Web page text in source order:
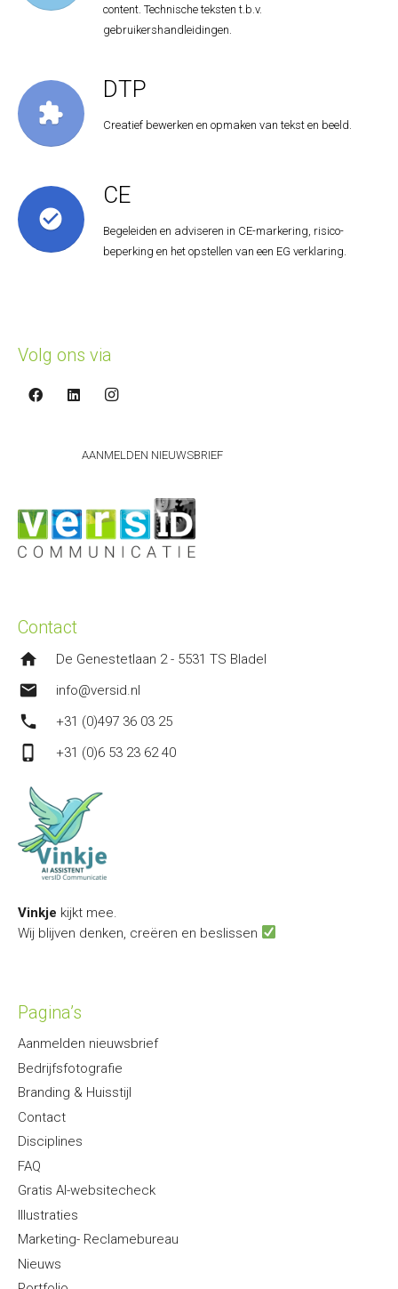
content. Technische teksten t.b.v.
gebruikershandleidingen.
extension
DTP
Creatief bewerken en opmaken van tekst en beeld.
check_circle
CE
Begeleiden en adviseren in CE-markering, risico-
beperking en het opstellen van een EG verklaring.
Volg ons via
AANMELDEN NIEUWSBRIEF
Contact
home De Genestetlaan 2 - 5531 TS Bladel
mail info@versid.nl
phone +31 (0)497 36 03 25
phone_iphone +31 (0)6 53 23 62 40
Vinkje kijkt mee.
Wij blijven denken, creëren en beslissen
Pagina’s
Aanmelden nieuwsbrief
Bedrijfsfotografie
Branding & Huisstijl
Contact
Disciplines
FAQ
Gratis AI-websitecheck
Illustraties
Marketing- Reclamebureau
Nieuws